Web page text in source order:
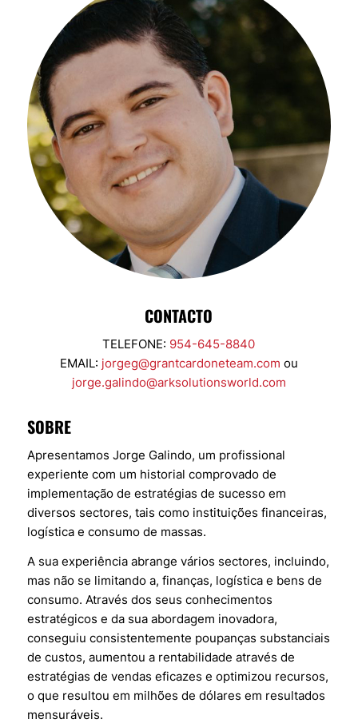
CONTACTO
TELEFONE: 954-645-8840
EMAIL: jorgeg@grantcardoneteam.com ou
jorge.galindo@arksolutionsworld.com
SOBRE
Apresentamos Jorge Galindo, um profissional
experiente com um historial comprovado de
implementação de estratégias de sucesso em
diversos sectores, tais como instituições financeiras,
logística e consumo de massas.
A sua experiência abrange vários sectores, incluindo,
mas não se limitando a, finanças, logística e bens de
consumo. Através dos seus conhecimentos
estratégicos e da sua abordagem inovadora,
conseguiu consistentemente poupanças substanciais
de custos, aumentou a rentabilidade através de
estratégias de vendas eficazes e optimizou recursos,
o que resultou em milhões de dólares em resultados
mensuráveis.